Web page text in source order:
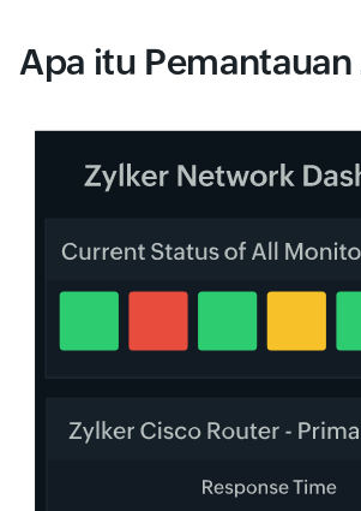
Apa itu Pemantauan